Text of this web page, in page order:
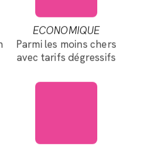
ECONOMIQUE
Parmi les moins chers
avec tarifs dégressifs